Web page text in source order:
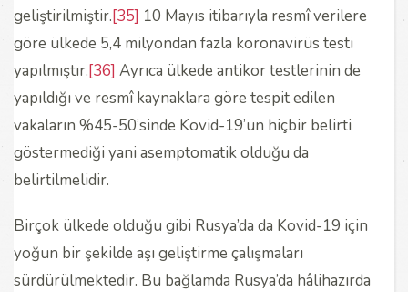
geliştirilmiştir.[35] 10 Mayıs itibarıyla resmî verilere
göre ülkede 5,4 milyondan fazla koronavirüs testi
yapılmıştır.[36] Ayrıca ülkede antikor testlerinin de
yapıldığı ve resmî kaynaklara göre tespit edilen
vakaların %45-50’sinde Kovid-19’un hiçbir belirti
göstermediği yani asemptomatik olduğu da
belirtilmelidir.
Birçok ülkede olduğu gibi Rusya’da da Kovid-19 için
yoğun bir şekilde aşı geliştirme çalışmaları
sürdürülmektedir. Bu bağlamda Rusya’da hâlihazırda